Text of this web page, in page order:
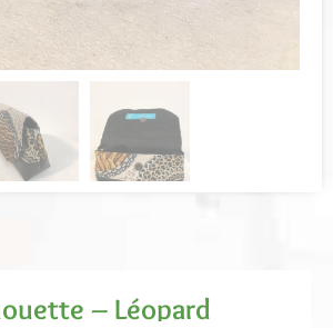
– Léopard